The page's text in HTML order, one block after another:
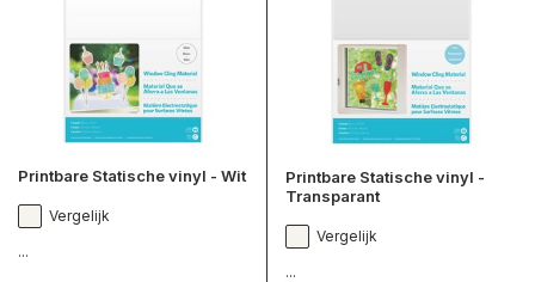
Printbare Statische vinyl - Wit
Vergelijk
...
Printbare Statische vinyl -
Transparant
Vergelijk
...